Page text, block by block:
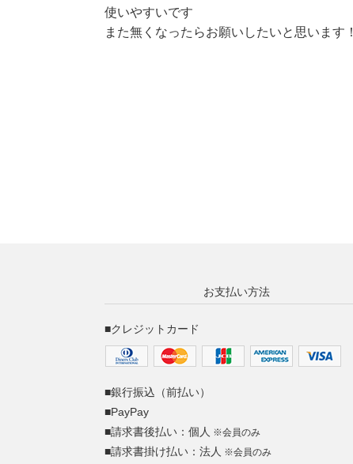
使いやすいです
また無くなったらお願いしたいと思います！
お支払い方法
■クレジットカード
■銀行振込（前払い）
■PayPay
■請求書後払い：個人 ※会員のみ
■請求書掛け払い：法人 ※会員のみ